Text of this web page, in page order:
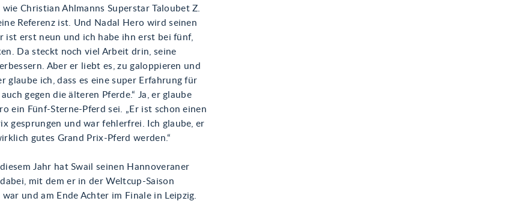
Christian Ahlmanns Superstar Taloubet Z.
Referenz ist. Und Nadal Hero wird seinen
ist erst neun und ich habe ihn erst bei fünf,
Da steckt noch viel Arbeit drin, seine
Aber er liebt es, zu galoppieren und
glaube ich, dass es eine super Erfahrung für
gegen die älteren Pferde.“ Ja, er glaube
ein Fünf-Sterne-Pferd sei. „Er ist schon einen
gesprungen und war fehlerfrei. Ich glaube, er
gutes Grand Prix-Pferd werden.“
Jahr hat Swail seinen Hannoveraner
mit dem er in der Weltcup-Saison
und am Ende Achter im Finale in Leipzig.